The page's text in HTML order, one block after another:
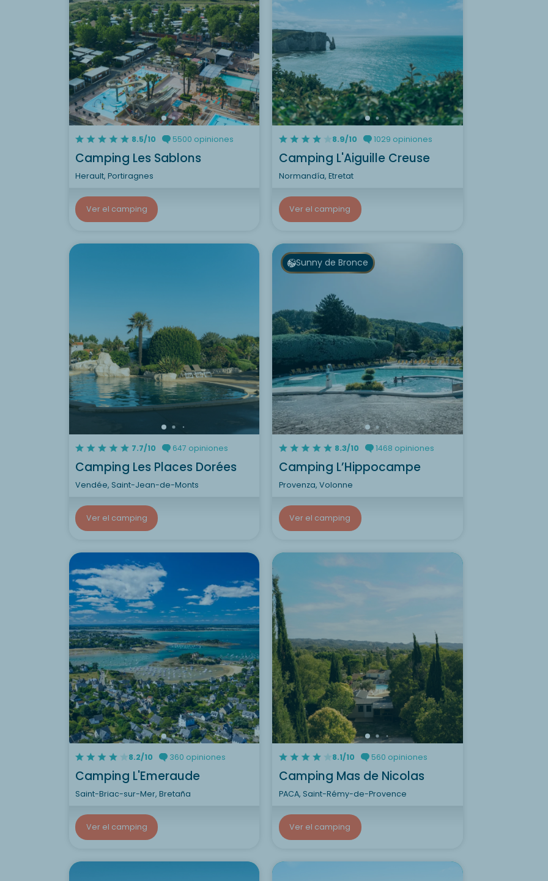
8.5/10 5500 opiniones
Camping Les Sablons
Herault, Portiragnes
Ver el camping
8.9/10 1029 opiniones
Camping L'Aiguille Creuse
Normandía, Etretat
Ver el camping
7.7/10 647 opiniones
Camping Les Places Dorées
Vendée, Saint-Jean-de-Monts
Ver el camping
Sunny de Bronce
8.3/10 1468 opiniones
Camping L’Hippocampe
Provenza, Volonne
Ver el camping
8.2/10 360 opiniones
Camping L'Emeraude
Saint-Briac-sur-Mer, Bretaña
Ver el camping
8.1/10 560 opiniones
Camping Mas de Nicolas
PACA, Saint-Rémy-de-Provence
Ver el camping